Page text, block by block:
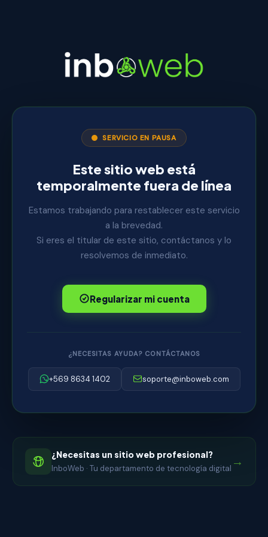
SERVICIO EN PAUSA
Este sitio web está
temporalmente fuera de línea
Estamos trabajando para restablecer este servicio
a la brevedad.
Si eres el titular de este sitio, contáctanos y lo
resolvemos de inmediato.
Regularizar mi cuenta
¿NECESITAS AYUDA? CONTÁCTANOS
+569 8634 1402 soporte@inboweb.com
¿Necesitas un sitio web profesional?
InboWeb · Tu departamento de tecnología digital →